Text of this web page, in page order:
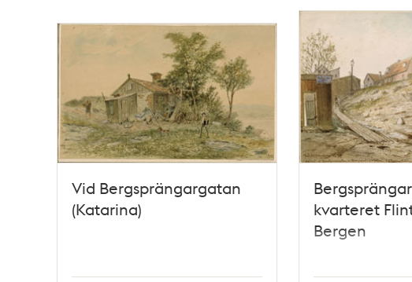
Vid Bergsprängargatan
(Katarina)
kvarteret
Bergen